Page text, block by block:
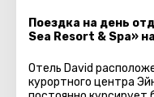
Поездка на день
Sea Resort & Spa»
Отель David
курортного центра